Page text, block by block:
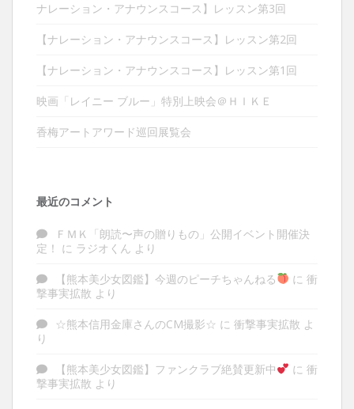
ナレーション・アナウンスコース】レッスン第3回
【ナレーション・アナウンスコース】レッスン第2回
【ナレーション・アナウンスコース】レッスン第1回
映画「レイニー ブルー」特別上映会＠ＨＩＫＥ
香梅アートアワード巡回展覧会
最近のコメント
ＦＭＫ「朗読〜声の贈りもの」公開イベント開催決
定！ に ラジオくん より
【熊本美少女図鑑】今週のピーチちゃんねる に 衝
撃事実拡散 より
☆熊本信用金庫さんのCM撮影☆ に 衝撃事実拡散 よ
り
【熊本美少女図鑑】ファンクラブ絶賛更新中 に 衝
撃事実拡散 より